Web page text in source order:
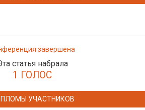
завершена
статья набрала
1 ГОЛОС
УЧАСТНИКОВ